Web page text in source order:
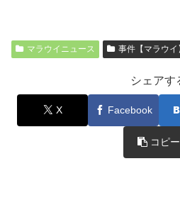
マラウイニュース 事件【マラウイ
シェアす
X Facebook
コピー